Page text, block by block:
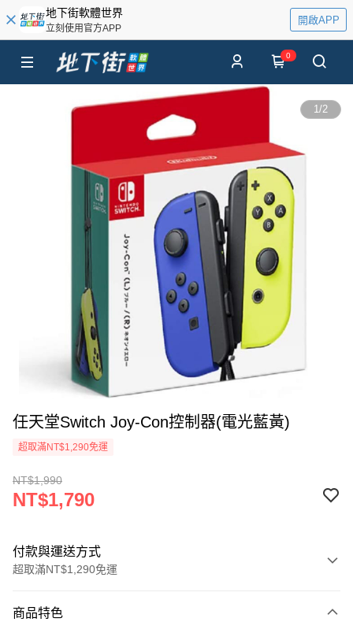
地下街軟體世界
立刻使用官方APP
開啟APP
0
1/2
任天堂Switch Joy-Con控制器(電光藍黃)
超取滿NT$1,290免運
NT$1,990
NT$1,790
付款與運送方式
超取滿NT$1,290免運
信用卡一次付款
商品特色